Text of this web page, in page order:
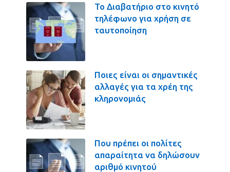
Το Διαβατήριο στο κινητό
τηλέφωνο για χρήση σε
ταυτοποίηση
Ποιες είναι οι σημαντικές
αλλαγές για τα χρέη της
κληρονομιάς
Που πρέπει οι πολίτες
απαραίτητα να δηλώσουν
αριθμό κινητού